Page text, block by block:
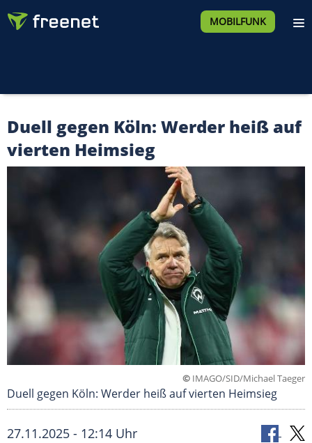
MOBILFUNK
Duell gegen Köln: Werder heiß auf
vierten Heimsieg
© IMAGO/SID/Michael Taeger
Duell gegen Köln: Werder heiß auf vierten Heimsieg
27.11.2025 - 12:14 Uhr